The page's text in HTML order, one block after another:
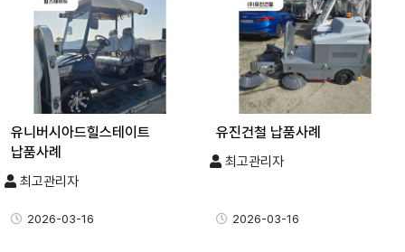
유니버시아드힐스테이트
납품사례
최고관리자
2026-03-16
유진건철 납품사례
최고관리자
2026-03-16